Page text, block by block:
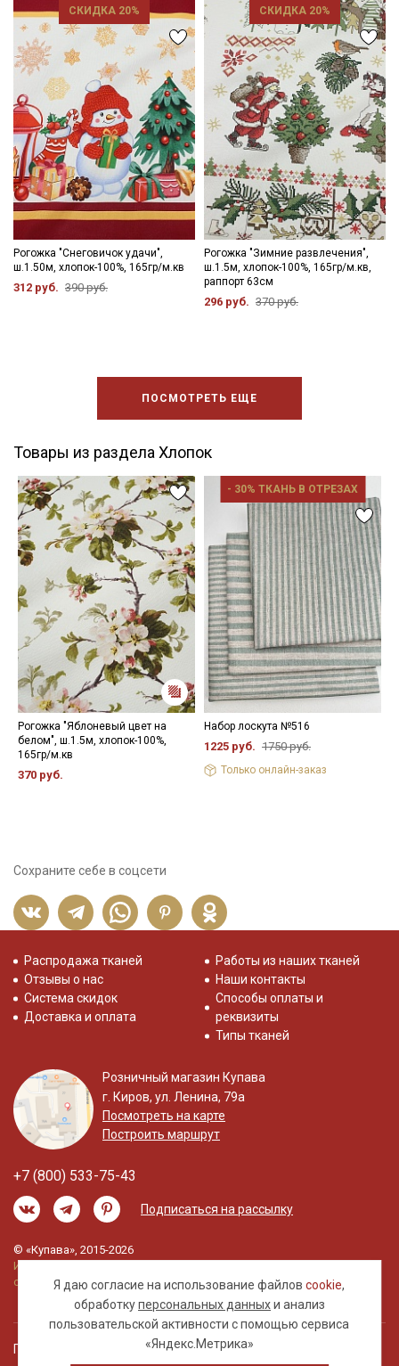
СКИДКА 20%
Рогожка "Снеговичок удачи",
ш.1.50м, хлопок-100%, 165гр/м.кв
312 руб. 390 руб.
СКИДКА 20%
Рогожка "Зимние развлечения",
ш.1.5м, хлопок-100%, 165гр/м.кв,
раппорт 63см
296 руб. 370 руб.
ПОСМОТРЕТЬ ЕЩЕ
Товары из раздела Хлопок
Рогожка "Яблоневый цвет на
белом", ш.1.5м, хлопок-100%,
165гр/м.кв
370 руб.
- 30% ТКАНЬ В ОТРЕЗАХ
Набор лоскута №516
1225 руб. 1750 руб.
Только онлайн-заказ
Сохраните себе в соцсети
Я даю согласие на использование файловcookie,
обработкуперсональных данныхи анализ
пользовательской активности с помощью сервиса
«Яндекс.Метрика»
Распродажа тканей
Отзывы о нас
Система скидок
Доставка и оплата
Работы из наших тканей
Наши контакты
Способы оплаты и
реквизиты
Типы тканей
Розничный магазин Купава
г. Киров, ул. Ленина, 79а
Посмотреть на карте
Построить маршрут
+7 (800) 533-75-43
Подписаться на рассылку
© «Купава», 2015-2026
Информация на сайте не является публичной
офертой.
Правовая информация